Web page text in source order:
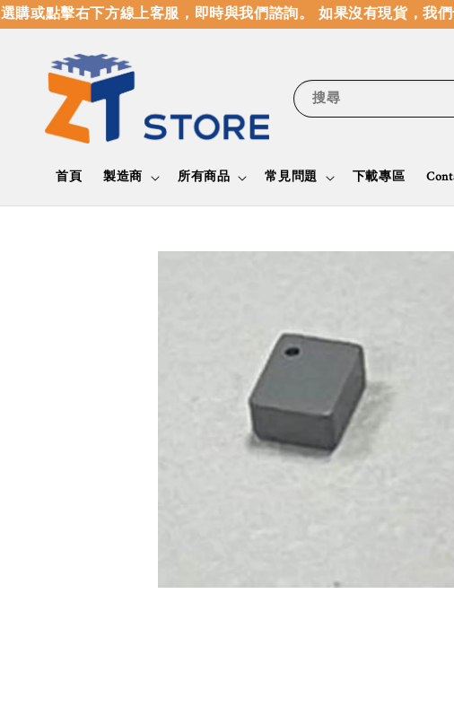
或點擊右下方線上客服，即時與我們諮詢。 如果沒有現貨，我們
搜尋
首頁 製造商 所有商品 常見問題 下載專區